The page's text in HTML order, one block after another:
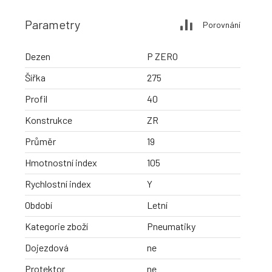
Parametry Porovnání
Dezen
P ZERO
Šířka
275
Profil
40
Konstrukce
ZR
Průměr
19
Hmotnostní index
105
Rychlostní index
Y
Období
Letní
Kategorie zboží
Pneumatiky
Dojezdová
ne
Protektor
ne